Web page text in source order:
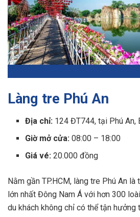
Làng tre Phú An
Địa chỉ: 124 ĐT744, tại Phú An,
Giờ mở cửa: 08:00 – 18:00
Giá vé: 20.000 đồng
Nằm gần TP.HCM, làng tre Phú An
lớn nhất Đông Nam Á với hơn 300
du khách không chỉ có thể tận hưởng